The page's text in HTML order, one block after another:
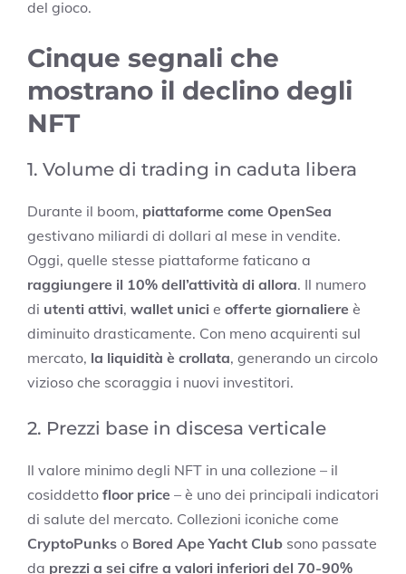
del gioco.
Cinque segnali che
mostrano il declino degli
NFT
1. Volume di trading in caduta libera
Durante il boom, piattaforme come OpenSea
gestivano miliardi di dollari al mese in vendite.
Oggi, quelle stesse piattaforme faticano a
raggiungere il 10% dell’attività di allora. Il numero
di utenti attivi, wallet unici e offerte giornaliere è
diminuito drasticamente. Con meno acquirenti sul
mercato, la liquidità è crollata, generando un circolo
vizioso che scoraggia i nuovi investitori.
2. Prezzi base in discesa verticale
Il valore minimo degli NFT in una collezione – il
cosiddetto floor price – è uno dei principali indicatori
di salute del mercato. Collezioni iconiche come
CryptoPunks o Bored Ape Yacht Club sono passate
da prezzi a sei cifre a valori inferiori del 70-90%